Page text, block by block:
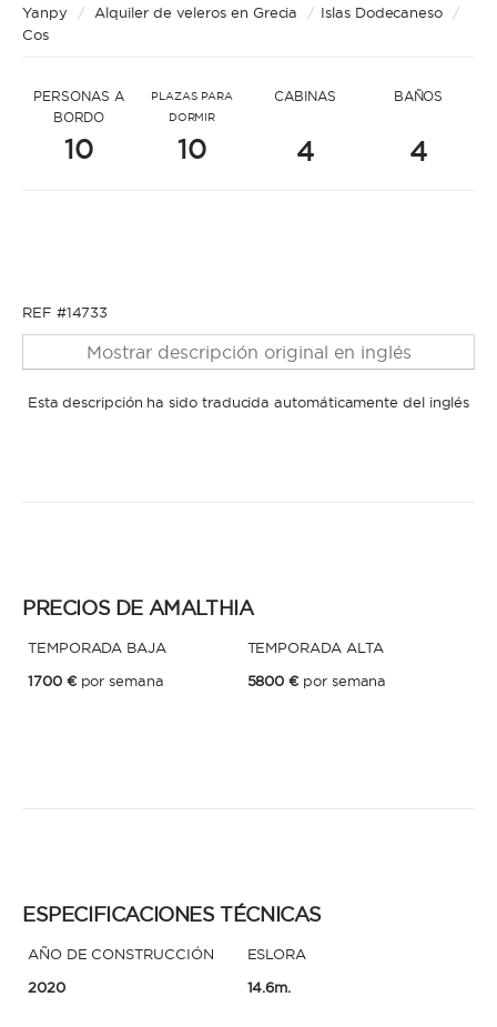
Yanpy / Alquiler de veleros en Grecia / Islas Dodecaneso
/
Cos
PERSONAS A
BORDO
10
PLAZAS PARA
DORMIR
10
CABINAS
4
BAÑOS
4
REF #14733
Mostrar descripción original en inglés
Esta descripción ha sido traducida automáticamente del inglés
PRECIOS DE AMALTHIA
TEMPORADA BAJA
1700 € por semana
TEMPORADA ALTA
5800 € por semana
ESPECIFICACIONES TÉCNICAS
AÑO DE CONSTRUCCIÓN
2020
ESLORA
14.6m.
* Correo electrónico
* Apellidos
Al enviar esta solicitud, aceptas los Términos y condiciones de uso